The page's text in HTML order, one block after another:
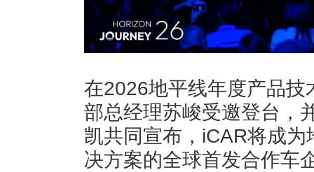
在2026地平线年度产品
部总经理苏峻受邀登台，
凯共同宣布，iCAR将成
决方案的全球首发合作车